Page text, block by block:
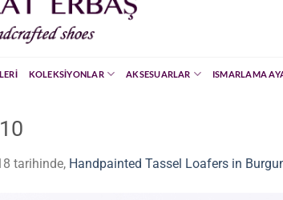
KOLEKSIYONLAR AKSESUARLAR ISMARLAMA
tarihinde, Handpainted Tassel Loafers in